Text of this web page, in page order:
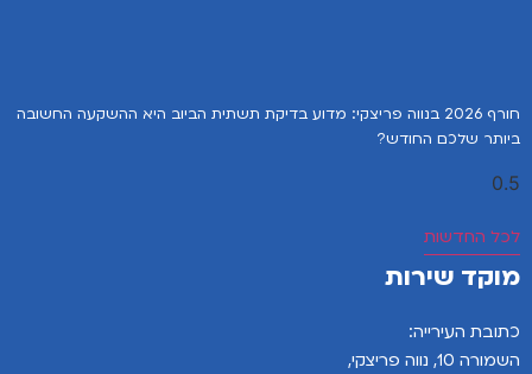
חורף 2026 בנווה פריצקי: מדוע בדיקת תשתית הביוב היא ההשקעה החשובה
ביותר שלכם החודש?
לכל החדשות
מוקד שירות
כתובת העירייה:
השמורה 10, נווה פריצקי,